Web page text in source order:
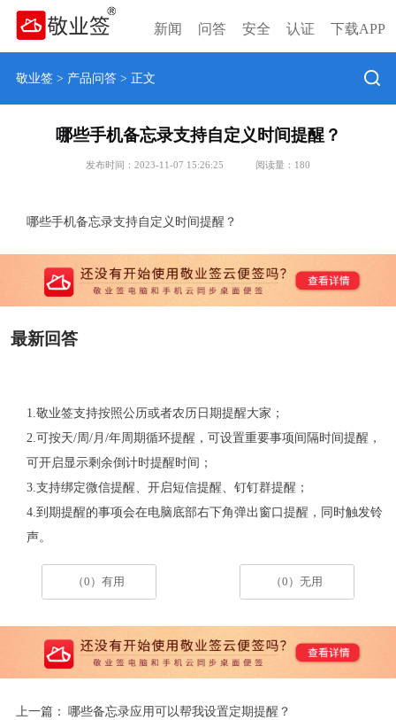
新闻 问答 安全 认证 下载APP
敬业签> 产品问答> 正文
哪些手机备忘录支持自定义时间提醒？
发布时间：2023-11-07 15:26:25 阅读量： 180
哪些手机备忘录支持自定义时间提醒？
最新回答
1.敬业签支持按照公历或者农历日期提醒大家；
2.可按天/周/月/年周期循环提醒，可设置重要事项间隔时间提醒，
可开启显示剩余倒计时提醒时间；
3.支持绑定微信提醒、开启短信提醒、钉钉群提醒；
4.到期提醒的事项会在电脑底部右下角弹出窗口提醒，同时触发铃
声。
（0）有用 （0）无用
上一篇： 哪些备忘录应用可以帮我设置定期提醒？